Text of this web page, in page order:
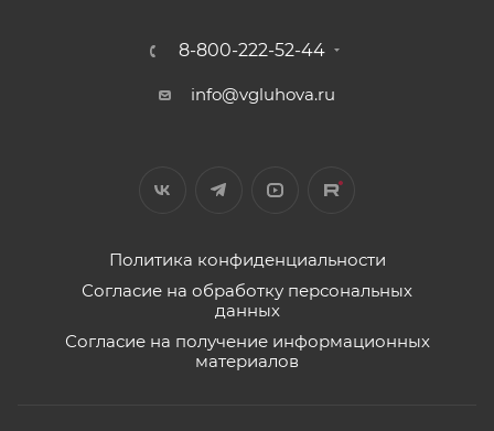
8-800-222-52-44
info@vgluhova.ru
Политика конфиденциальности
Согласие на обработку персональных
данных
Согласие на получение информационных
материалов